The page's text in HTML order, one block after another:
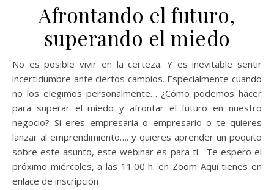
Afrontando el futuro,
superando el miedo
No es posible vivir en la certeza. Y es inevitable sentir
incertidumbre ante ciertos cambios. Especialmente cuando
no los elegimos personalmente… ¿Cómo podemos hacer
para superar el miedo y afrontar el futuro en nuestro
negocio? Si eres empresaria o empresario o te quieres
lanzar al emprendimiento…. y quieres aprender un poquito
sobre este asunto, este webinar es para ti. Te espero el
próximo miércoles, a las 11.00 h. en Zoom Aquí tienes en
enlace de inscripción